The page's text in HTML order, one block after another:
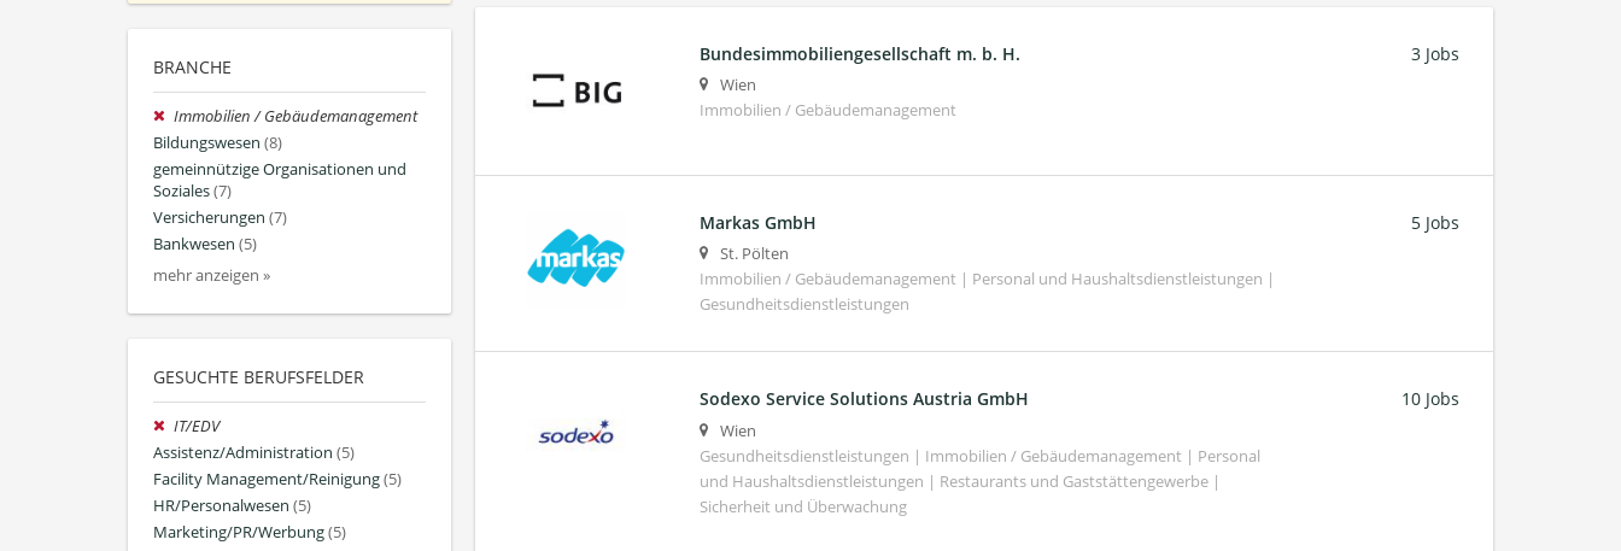
BRANCHE
Immobilien / Gebäudemanagement
Bildungswesen (8)
gemeinnützige Organisationen und
Soziales(7)
Versicherungen (7)
Bankwesen (5)
mehr anzeigen »
GESUCHTE BERUFSFELDER
IT/EDV
Assistenz/Administration (5)
Facility Management/Reinigung(5)
HR/Personalwesen (5)
Marketing/PR/Werbung(5)
Bundesimmobiliengesellschaft m. b. H.
Wien
Immobilien / Gebäudemanagement
3 Jobs
Markas GmbH
St. Pölten
Immobilien / Gebäudemanagement | Personal und Haushaltsdienstleistungen |
Gesundheitsdienstleistungen
5 Jobs
Sodexo Service Solutions Austria GmbH
Wien
Gesundheitsdienstleistungen | Immobilien / Gebäudemanagement | Personal
und Haushaltsdienstleistungen | Restaurants und Gaststättengewerbe |
Sicherheit und Überwachung
10 Jobs